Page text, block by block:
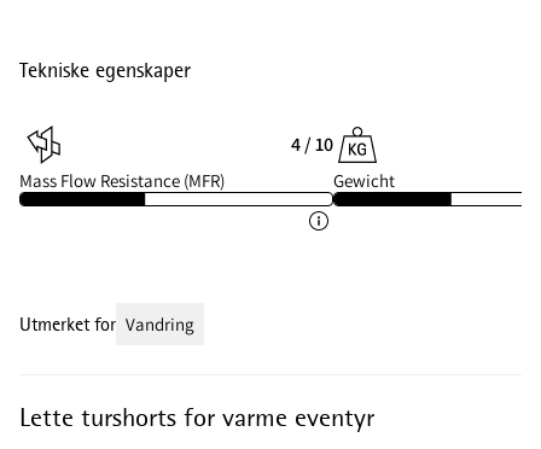
Tekniske egenskaper
4 / 10
Mass Flow Resistance (MFR) Gewicht
Lette turshorts for varme eventyr
Utmerket for Vandring